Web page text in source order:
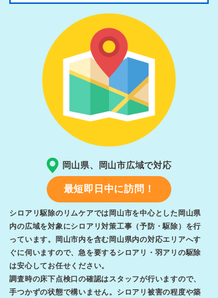
岡山県、岡山市広域で対応
最短即日中に訪問！
シロアリ駆除のリムケアでは岡山市を中心とした岡山県
内の広域を対象にシロアリ対策工事（予防・駆除）を行
っています。岡山市内を含む岡山県内の対応エリアへす
ぐに伺いますので、急を要するシロアリ・羽アリの駆除
は安心してお任せください。
調査時の床下点検口の確認はスタッフが行いますので、
手つかずの状態で構いません。シロアリ被害の程度や築